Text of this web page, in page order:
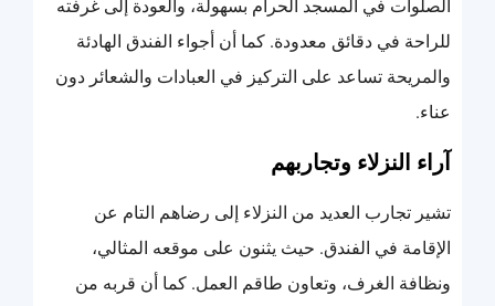
الصلوات في المسجد الحرام بسهولة، والعودة إلى غرفته
للراحة في دقائق معدودة. كما أن أجواء الفندق الهادئة
والمريحة تساعد على التركيز في العبادات والشعائر دون
عناء.
آراء النزلاء وتجاربهم
تشير تجارب العديد من النزلاء إلى رضاهم التام عن
الإقامة في الفندق. حيث يثنون على موقعه المثالي،
ونظافة الغرف، وتعاون طاقم العمل. كما أن قربه من